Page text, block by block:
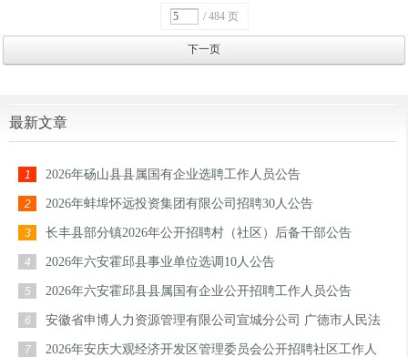
/ 484 页
下一页
最新文章
1 2026年砀山县县属国有企业选聘工作人员公告
2 2026年蚌埠怀远投资集团有限公司招聘30人公告
3 长丰县部分镇2026年公开招聘村（社区）后备干部公告
4 2026年六安霍邱县事业单位选调10人公告
5 2026年六安霍邱县县属国有企业公开招聘工作人员公告
6
安徽省申博人力资源管理有限公司宣城分公司 广德市人民法
院劳务派遣服务招聘公告
7
2026年安庆大观经济开发区管理委员会公开招聘社区工作人